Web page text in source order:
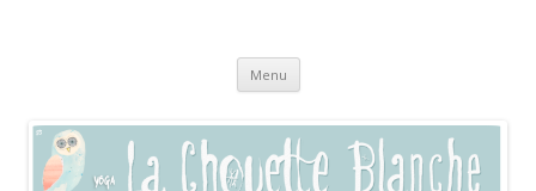
enseignement autour du bien-être
(dans le Gard 30250) et par visio en zoom
Menu Aller
contenu